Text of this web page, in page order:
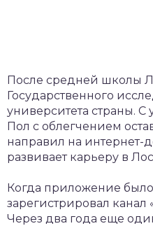
После средней школы
Государственного
университета страны. С
Пол с облегчением
направил на интернет-
развивает карьеру в
Когда приложение было
зарегистрировал канал
Через два года еще